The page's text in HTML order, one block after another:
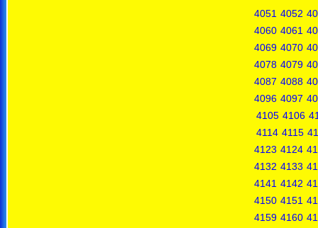
4051 4052
4060 4061
4069 4070
4078 4079
4087 4088
4096 4097
4105 4106
4114 4115
4123 4124
4132 4133
4141 4142
4150 4151
4159 4160